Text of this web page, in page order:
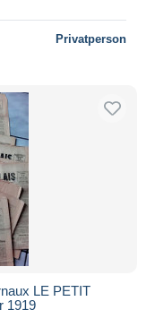
Privatperson
LE PETIT
1919